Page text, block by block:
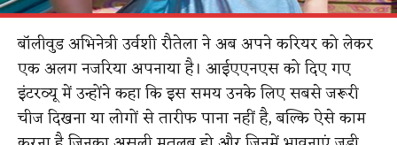
बॉलीवुड अभिनेत्री उर्वशी रौतेला ने अब अपने करियर को लेकर
एक अलग नजरिया अपनाया है। आईएएनएस को दिए गए
इंटरव्यू में उन्होंने कहा कि इस समय उनके लिए सबसे जरूरी
चीज दिखना या लोगों से तारीफ पाना नहीं है, बल्कि ऐसे काम